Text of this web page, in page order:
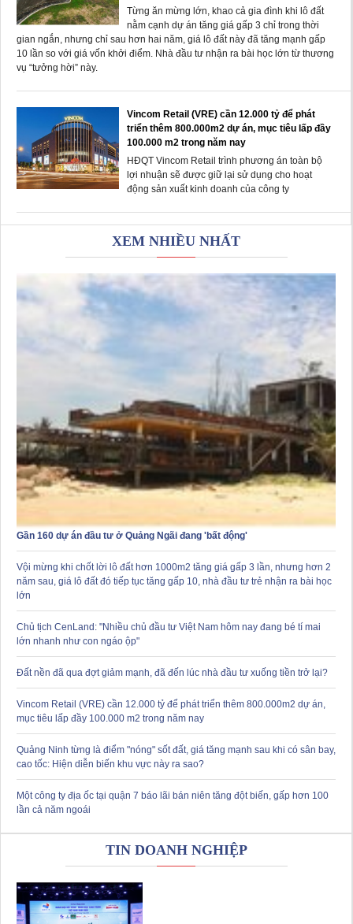
Từng ăn mừng lớn, khao cả gia đình khi lô đất
nằm cạnh dự án tăng giá gấp 3 chỉ trong thời
gian ngắn, nhưng chỉ sau hơn hai năm, giá lô đất này đã tăng mạnh gấp
10 lần so với giá vốn khởi điểm. Nhà đầu tư nhận ra bài học lớn từ thương
vụ “tưởng hời” này.
Vincom Retail (VRE) cần 12.000 tỷ để phát
triển thêm 800.000m2 dự án, mục tiêu lấp đầy
100.000 m2 trong năm nay
HĐQT Vincom Retail trình phương án toàn bộ
lợi nhuận sẽ được giữ lại sử dụng cho hoạt
động sản xuất kinh doanh của công ty
XEM NHIỀU NHẤT
Gần 160 dự án đầu tư ở Quảng Ngãi đang 'bất động'
Vội mừng khi chốt lời lô đất hơn 1000m2 tăng giá gấp 3 lần, nhưng hơn 2
năm sau, giá lô đất đó tiếp tục tăng gấp 10, nhà đầu tư trẻ nhận ra bài học
lớn
Chủ tịch CenLand: "Nhiều chủ đầu tư Việt Nam hôm nay đang bé tí mai
lớn nhanh như con ngáo ộp"
Đất nền đã qua đợt giảm mạnh, đã đến lúc nhà đầu tư xuống tiền trở lại?
Vincom Retail (VRE) cần 12.000 tỷ để phát triển thêm 800.000m2 dự án,
mục tiêu lấp đầy 100.000 m2 trong năm nay
Quảng Ninh từng là điểm "nóng" sốt đất, giá tăng mạnh sau khi có sân bay,
cao tốc: Hiện diễn biến khu vực này ra sao?
Một công ty địa ốc tại quận 7 báo lãi bán niên tăng đột biến, gấp hơn 100
lần cả năm ngoái
TIN DOANH NGHIỆP